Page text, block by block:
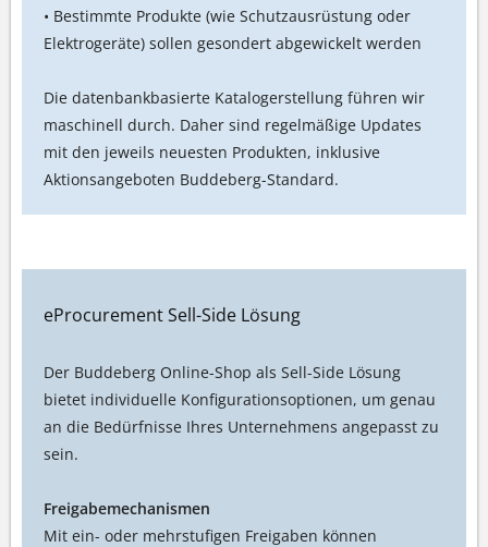
• Bestimmte Produkte (wie Schutzausrüstung oder
Elektrogeräte) sollen gesondert abgewickelt werden
Die datenbankbasierte Katalogerstellung führen wir
maschinell durch. Daher sind regelmäßige Updates
mit den jeweils neuesten Produkten, inklusive
Aktionsangeboten Buddeberg-Standard.
eProcurement Sell-Side Lösung
Der Buddeberg Online-Shop als Sell-Side Lösung
bietet individuelle Konfigurationsoptionen, um genau
an die Bedürfnisse Ihres Unternehmens angepasst zu
sein.
Freigabemechanismen
Mit ein- oder mehrstufigen Freigaben können